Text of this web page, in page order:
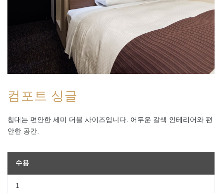
컴포트 싱글
침대는 편안한 세미 더블 사이즈입니다. 어두운 갈색 인테리어와 편
안한 공간.
수용
1